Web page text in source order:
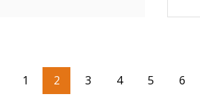
pageprécédente
Page
1 Page courante
2 Page
3 Page
4 Page
5 Page
6